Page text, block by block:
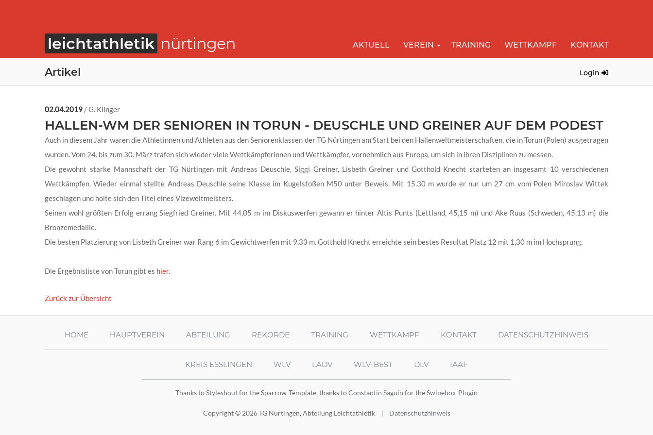
leichtathletik nürtingen AKTUELL VEREIN TRAINING WETTKAMPF KONTAKT
Artikel Login
02.04.2019 / G. Klinger
HALLEN-WM DER SENIOREN IN TORUN - DEUSCHLE UND GREINER AUF DEM PODEST
Auch in diesem Jahr waren die Athletinnen und Athleten aus den Seniorenklassen der TG Nürtingen am Start bei den Hallenweltmeisterschaften, die in Torun (Polen) ausgetragen
wurden. Vom 24. bis zum 30. März trafen sich wieder viele Wettkämpferinnen und Wettkämpfer, vornehmlich aus Europa, um sich in ihren Disziplinen zu messen.
Die gewohnt starke Mannschaft der TG Nürtingen mit Andreas Deuschle, Siggi Greiner, Lisbeth Greiner und Gotthold Knecht starteten an insgesamt 10 verschiedenen
Wettkämpfen. Wieder einmal stellte Andreas Deuschle seine Klasse im Kugelstoßen M50 unter Beweis. Mit 15.30 m wurde er nur um 27 cm vom Polen Miroslav Wittek
geschlagen und holte sich den Titel eines Vizeweltmeisters.
Seinen wohl größten Erfolg errang Siegfried Greiner. Mit 44,05 m im Diskuswerfen gewann er hinter Altis Punts (Lettland, 45,15 m) und Ake Ruus (Schweden, 45,13 m) die
Bronzemedaille.
Die besten Platzierung von Lisbeth Greiner war Rang 6 im Gewichtwerfen mit 9,33 m. Gotthold Knecht erreichte sein bestes Resultat Platz 12 mit 1,30 m im Hochsprung.
Die Ergebnisliste von Torun gibt es hier.
Zurück zur Übersicht
HOME HAUPTVEREIN ABTEILUNG REKORDE TRAINING WETTKAMPF KONTAKT DATENSCHUTZHINWEIS
KREIS ESSLINGEN WLV LADV WLV-BEST DLV IAAF
Thanks toStyleshoutfor the Sparrow-Template, thanks toConstantin Saguin for theSwipebox-Plugin
Copyright © 2026 TG Nürtingen, Abteilung Leichtathletik Datenschutzhinweis